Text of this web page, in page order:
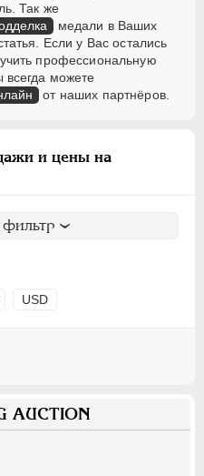
Так же
медали в Ваших
Если у Вас остались
профессиональную
можете
от наших партнёров.
и цены на
фильтр
USD
AUCTION